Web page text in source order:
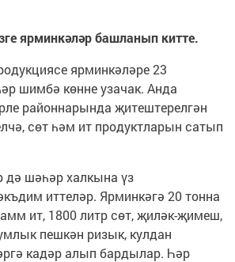
ярминкәләр башланып китте.
ярминкәләре 23
шимбә көнне узачак. Анда
районнарында җитештерелгән
сөт һәм ит продуктларын сатып
дә шәһәр халкына үз
иттеләр. Ярминкәгә 20 тонна
ит, 1800 литр сөт, җиләк-җимеш,
пешкән ризык, кулдан
кадәр алып бардылар. Һәр